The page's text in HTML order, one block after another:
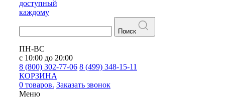
доступный
каждому
Поиск
ПН-ВС
с 10:00 до 20:00
8 (800) 302-77-06 8 (499) 348-15-11
КОРЗИНА
0 товаров. Заказать звонок
Меню